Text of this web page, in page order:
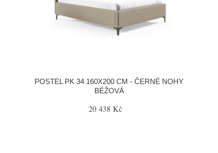
POSTEL PK 34 160X200 CM - ČERNÉ NOHY
BÉŽOVÁ
20 438 Kč